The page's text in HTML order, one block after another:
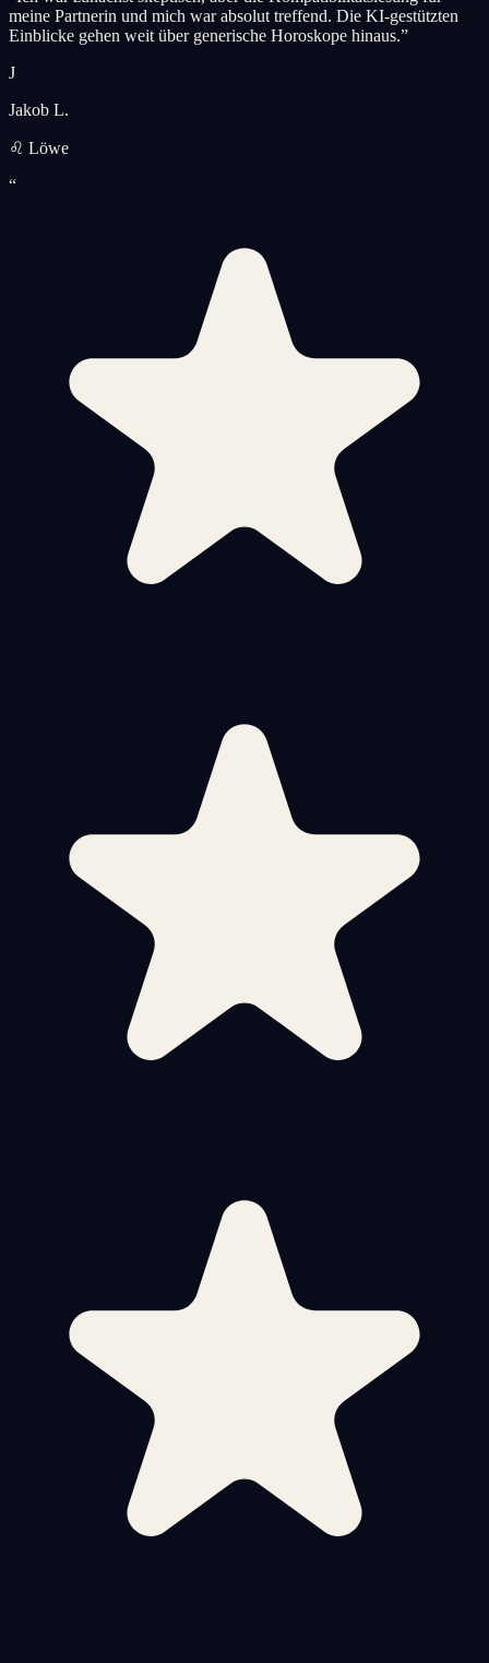
meine Partnerin und mich war absolut treffend. Die KI-gestützten
Einblicke gehen weit über generische Horoskope hinaus.”
J
Jakob L.
♌ Löwe
“